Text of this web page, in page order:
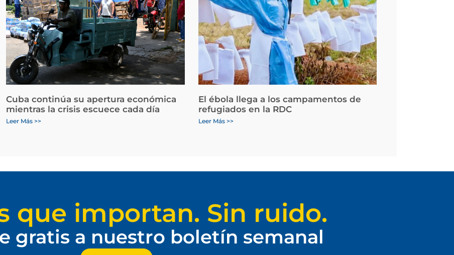
Cuba continúa su apertura económica
mientras la crisis escuece cada día
Leer Más >>
El ébola llega a los campamentos de
refugiados en la RDC
Leer Más >>
que importan. Sin ruido.
gratis a nuestro boletín semanal